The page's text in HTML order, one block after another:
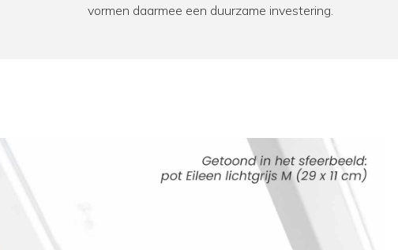
vormen daarmee een duurzame investering.